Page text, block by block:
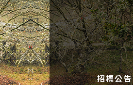
招標公告